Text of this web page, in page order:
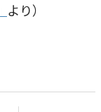
より）